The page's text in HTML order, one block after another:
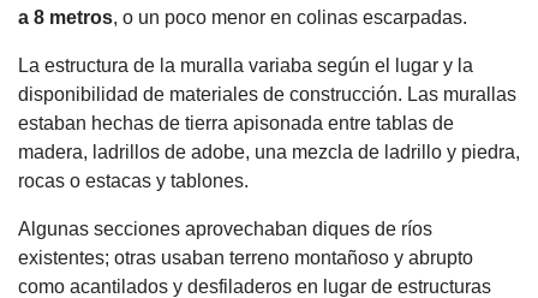
a 8 metros, o un poco menor en colinas escarpadas.
La estructura de la muralla variaba según el lugar y la
disponibilidad de materiales de construcción. Las murallas
estaban hechas de tierra apisonada entre tablas de
madera, ladrillos de adobe, una mezcla de ladrillo y piedra,
rocas o estacas y tablones.
Algunas secciones aprovechaban diques de ríos
existentes; otras usaban terreno montañoso y abrupto
como acantilados y desfiladeros en lugar de estructuras